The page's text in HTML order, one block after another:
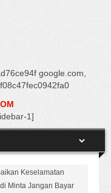
google.com,
1]
Keselamatan
Minta Jangan Bayar